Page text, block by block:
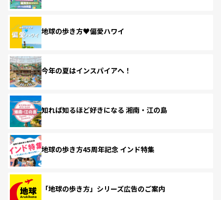
地球の歩き方♥偏愛ハワイ
今年の夏はインスパイアへ！
知れば知るほど好きになる 湘南・江の島
地球の歩き方45周年記念 インド特集
「地球の歩き方」シリーズ広告のご案内